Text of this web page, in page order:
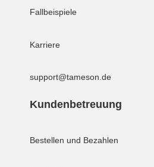
Fallbeispiele
Karriere
support@tameson.de
Kundenbetreuung
Bestellen und Bezahlen